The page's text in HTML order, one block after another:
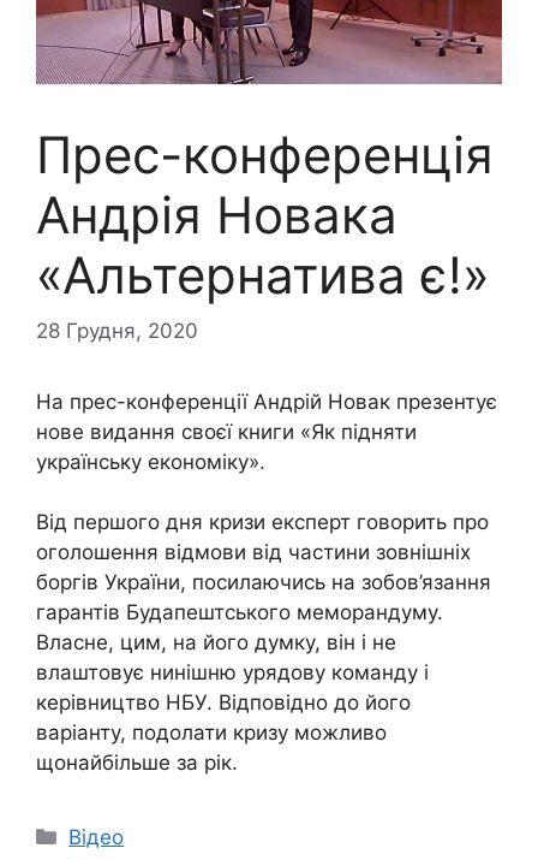
Прес-конференція
Андрія Новака
«Альтернатива є!»
28 Грудня, 2020
На прес-конференції Андрій Новак презентує
нове видання своєї книги «Як підняти
українську економіку».
Від першого дня кризи експерт говорить про
оголошення відмови від частини зовнішніх
боргів України, посилаючись на зобов’язання
гарантів Будапештського меморандуму.
Власне, цим, на його думку, він і не
влаштовує нинішню урядову команду і
керівництво НБУ. Відповідно до його
варіанту, подолати кризу можливо
щонайбільше за рік.
Категорії
Відео